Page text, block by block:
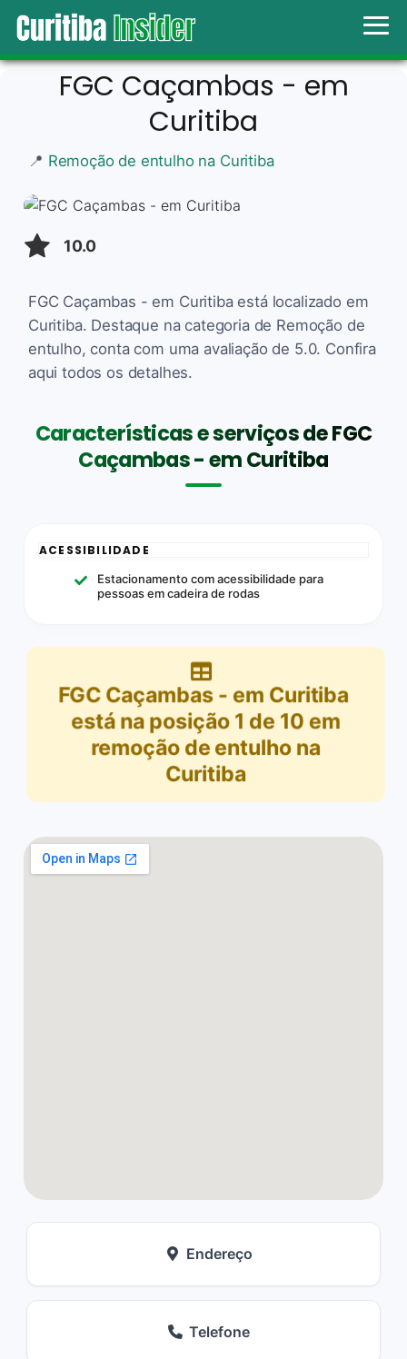
FGC Caçambas - em
Curitiba
📍 Remoção de entulho na Curitiba
10.0
FGC Caçambas - em Curitiba está localizado em
Curitiba. Destaque na categoria de Remoção de
entulho, conta com uma avaliação de 5.0. Confira
aqui todos os detalhes.
Características e serviços de FGC
Caçambas - em Curitiba
ACESSIBILIDADE
Estacionamento com acessibilidade para
pessoas em cadeira de rodas
FGC Caçambas - em Curitiba
está na posição 1 de 10 em
remoção de entulho na
Curitiba
Endereço
Telefone